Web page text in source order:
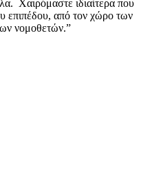
Χαιρόμαστε ιδιαίτερα που
επιπέδου, από τον χώρο των
νομοθετών.”